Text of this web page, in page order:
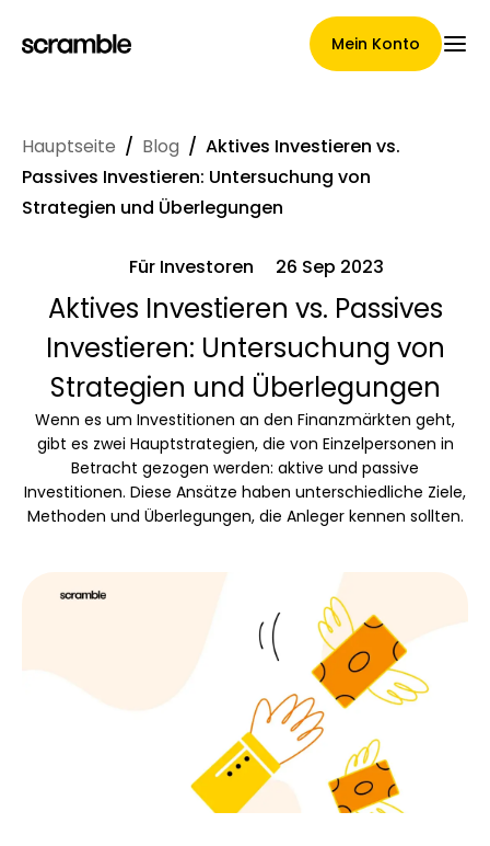
Mein Konto
Hauptseite
Konditionen der
Forderungsabtretung
Markengalerie
Markenauswahl
Rechner
Rundenverlauf
Blog
Hauptseite / Blog / Aktives Investieren vs.
Passives Investieren: Untersuchung von
Strategien und Überlegungen
Für Investoren 26 Sep 2023
Aktives Investieren vs. Passives
Investieren: Untersuchung von
Strategien und Überlegungen
Wenn es um Investitionen an den Finanzmärkten geht,
gibt es zwei Hauptstrategien, die von Einzelpersonen in
Betracht gezogen werden: aktive und passive
Investitionen. Diese Ansätze haben unterschiedliche Ziele,
Methoden und Überlegungen, die Anleger kennen sollten.